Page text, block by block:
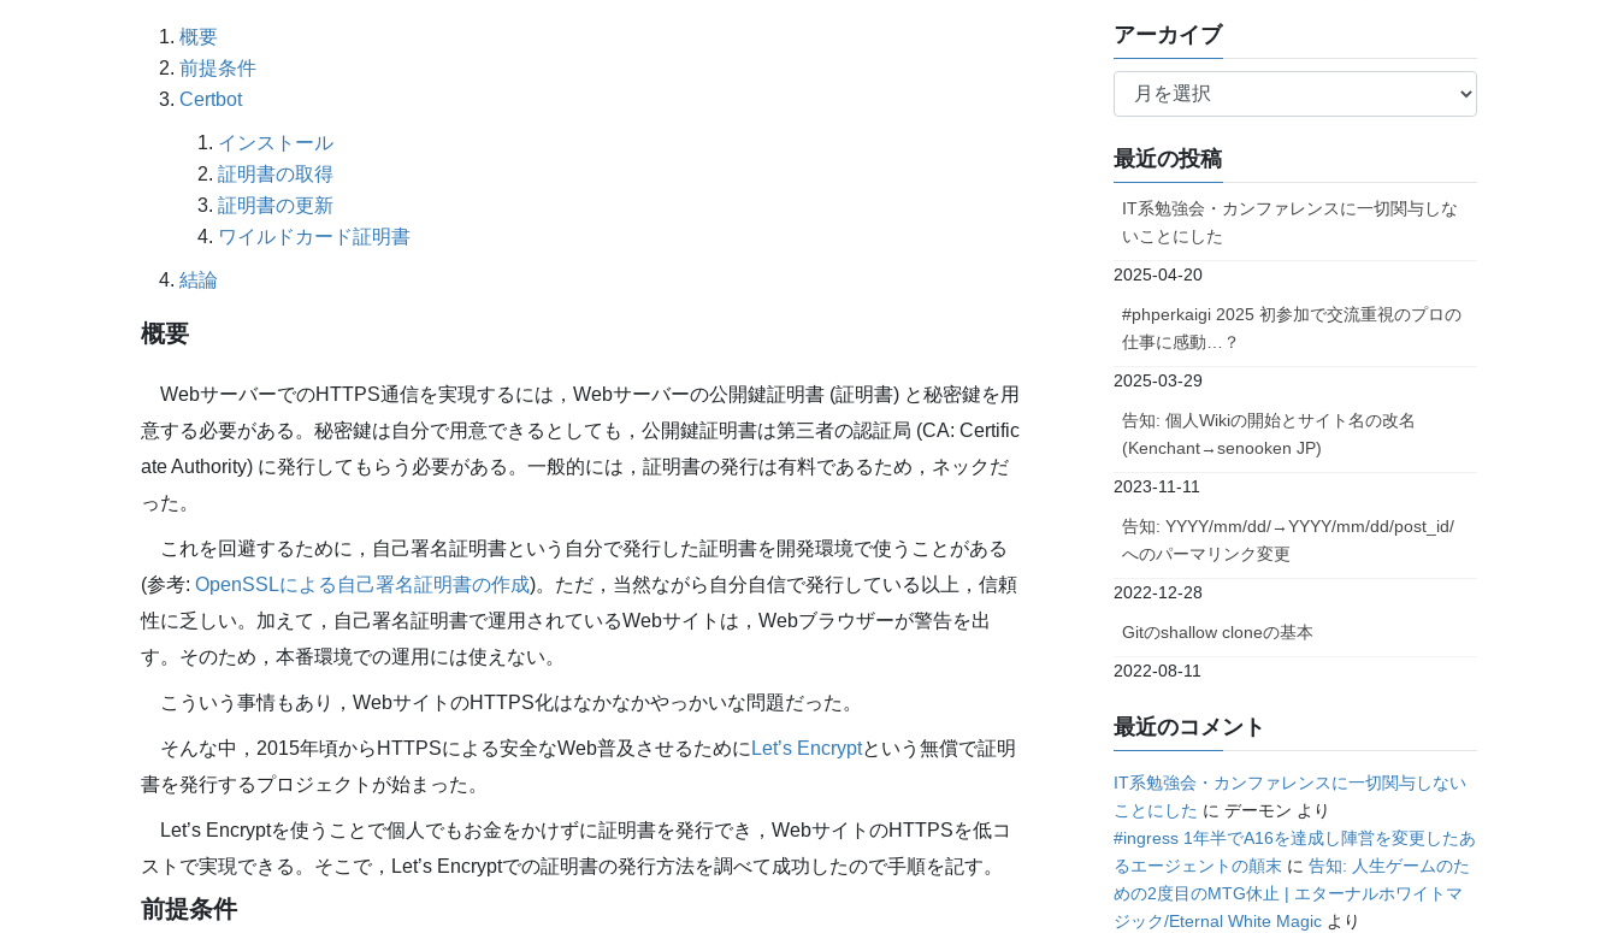
概要
前提条件
Certbot
インストール
証明書の取得
証明書の更新
ワイルドカード証明書
結論
概要
WebサーバーでのHTTPS通信を実現するには，Webサーバーの公開鍵証明書 (証明書) と秘密鍵を用
意する必要がある。秘密鍵は自分で用意できるとしても，公開鍵証明書は第三者の認証局 (CA: Certific
ate Authority) に発行してもらう必要がある。一般的には，証明書の発行は有料であるため，ネックだ
った。
これを回避するために，自己署名証明書という自分で発行した証明書を開発環境で使うことがある
(参考: OpenSSLによる自己署名証明書の作成)。ただ，当然ながら自分自信で発行している以上，信頼
性に乏しい。加えて，自己署名証明書で運用されているWebサイトは，Webブラウザーが警告を出
す。そのため，本番環境での運用には使えない。
こういう事情もあり，WebサイトのHTTPS化はなかなかやっかいな問題だった。
そんな中，2015年頃からHTTPSによる安全なWeb普及させるために Let’s Encryptという無償で証明
書を発行するプロジェクトが始まった。
Let’s Encryptを使うことで個人でもお金をかけずに証明書を発行でき，WebサイトのHTTPSを低コ
ストで実現できる。そこで，Let’s Encryptでの証明書の発行方法を調べて成功したので手順を記す。
前提条件
アーカイブ
ア
イ
ブ
最近の投稿
IT系勉強会・カンファレンスに一切関与しな
いことにした
2025-04-20
#phperkaigi 2025 初参加で交流重視のプロの
仕事に感動…？
2025-03-29
告知: 個人Wikiの開始とサイト名の改名
(Kenchant→senooken JP)
2023-11-11
告知: YYYY/mm/dd/→YYYY/mm/dd/post_id/
へのパーマリンク変更
2022-12-28
Gitのshallow cloneの基本
2022-08-11
最近のコメント
IT系勉強会・カンファレンスに一切関与しない
ことにした にデーモン より
#ingress 1年半でA16を達成し陣営を変更したあ
るエージェントの顛末 に告知: 人生ゲームのた
めの2度目のMTG休止 | エターナルホワイトマ
ジック/Eternal White Magic より